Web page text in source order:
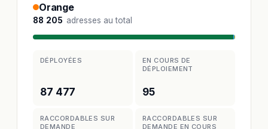
Orange
88 205 adresses au total
DÉPLOYÉES
87 477
EN COURS DE
DÉPLOIEMENT
95
RACCORDABLES SUR
DEMANDE
RACCORDABLES SUR
DEMANDE EN COURS